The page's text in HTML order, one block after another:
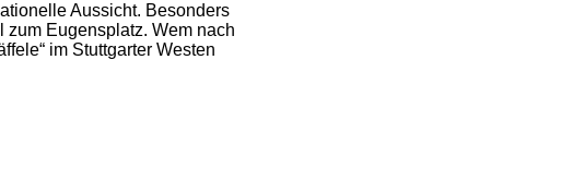
Aussicht. Besonders
Eugensplatz. Wem nach
im Stuttgarter Westen